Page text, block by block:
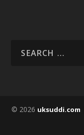
© 2026 uksuddi.com